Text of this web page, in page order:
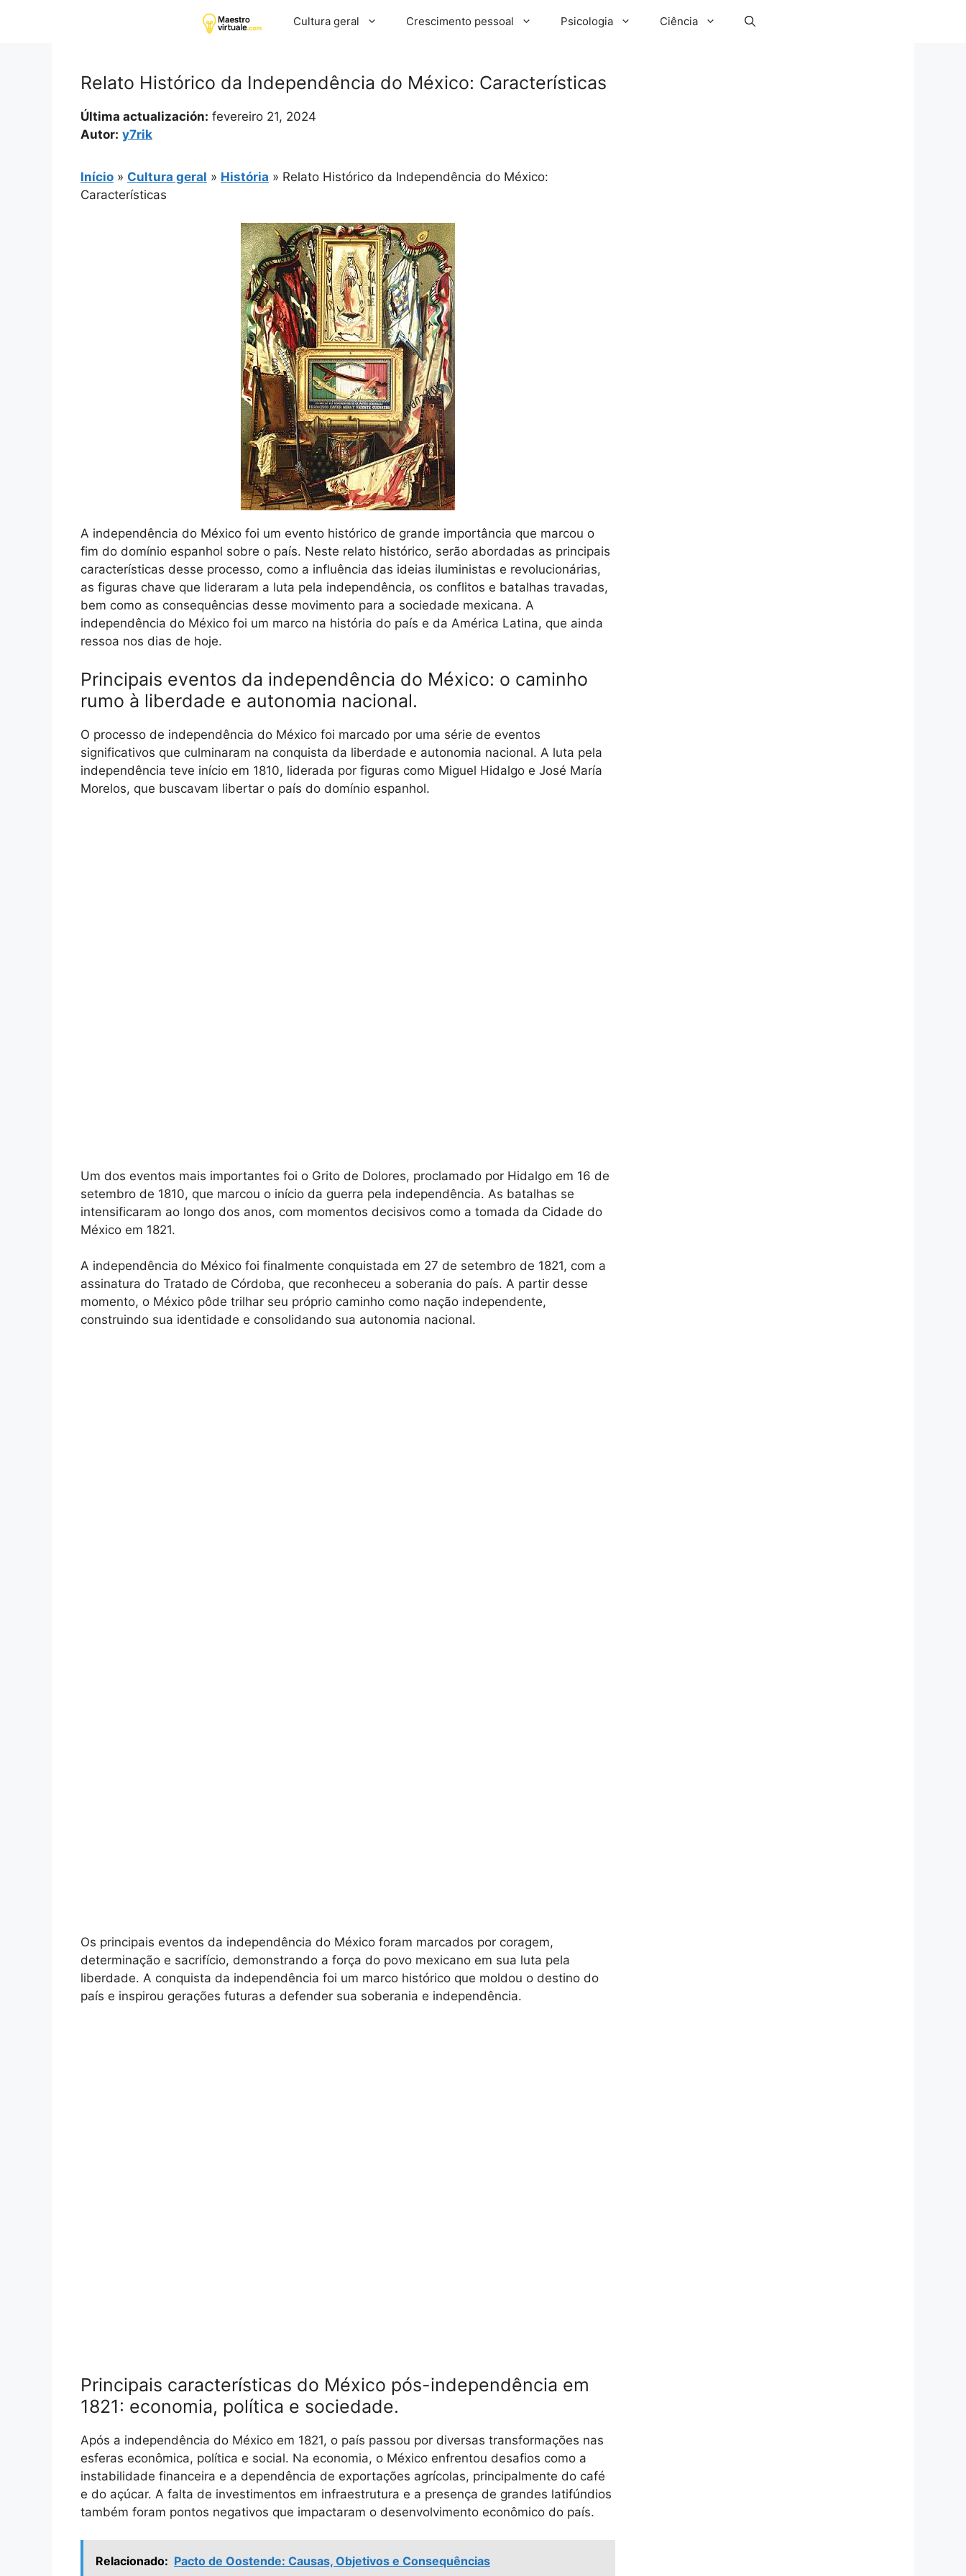
Cultura geral Crescimento pessoal Psicologia Ciência
Relato Histórico da Independência do México: Características
Última actualización: fevereiro 21, 2024
Autor: y7rik
Início » Cultura geral » História » Relato Histórico da Independência do México:
Características
A independência do México foi um evento histórico de grande importância que marcou o
fim do domínio espanhol sobre o país. Neste relato histórico, serão abordadas as principais
características desse processo, como a influência das ideias iluministas e revolucionárias,
as figuras chave que lideraram a luta pela independência, os conflitos e batalhas travadas,
bem como as consequências desse movimento para a sociedade mexicana. A
independência do México foi um marco na história do país e da América Latina, que ainda
ressoa nos dias de hoje.
Principais eventos da independência do México: o caminho
rumo à liberdade e autonomia nacional.
O processo de independência do México foi marcado por uma série de eventos
significativos que culminaram na conquista da liberdade e autonomia nacional. A luta pela
independência teve início em 1810, liderada por figuras como Miguel Hidalgo e José María
Morelos, que buscavam libertar o país do domínio espanhol.
Um dos eventos mais importantes foi o Grito de Dolores, proclamado por Hidalgo em 16 de
setembro de 1810, que marcou o início da guerra pela independência. As batalhas se
intensificaram ao longo dos anos, com momentos decisivos como a tomada da Cidade do
México em 1821.
A independência do México foi finalmente conquistada em 27 de setembro de 1821, com a
assinatura do Tratado de Córdoba, que reconheceu a soberania do país. A partir desse
momento, o México pôde trilhar seu próprio caminho como nação independente,
construindo sua identidade e consolidando sua autonomia nacional.
Os principais eventos da independência do México foram marcados por coragem,
determinação e sacrifício, demonstrando a força do povo mexicano em sua luta pela
liberdade. A conquista da independência foi um marco histórico que moldou o destino do
país e inspirou gerações futuras a defender sua soberania e independência.
Principais características do México pós-independência em
1821: economia, política e sociedade.
Após a independência do México em 1821, o país passou por diversas transformações nas
esferas econômica, política e social. Na economia, o México enfrentou desafios como a
instabilidade financeira e a dependência de exportações agrícolas, principalmente do café
e do açúcar. A falta de investimentos em infraestrutura e a presença de grandes latifúndios
também foram pontos negativos que impactaram o desenvolvimento econômico do país.
Relacionado: Pacto de Oostende: Causas, Objetivos e Consequências